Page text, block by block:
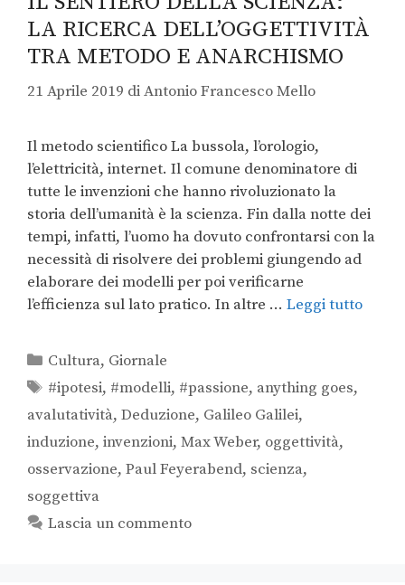
LA RICERCA DELL’OGGETTIVITÀ
TRA METODO E ANARCHISMO
21 Aprile 2019 diAntonio Francesco Mello
Il metodo scientifico La bussola, l’orologio,
l’elettricità, internet. Il comune denominatore di
tutte le invenzioni che hanno rivoluzionato la
storia dell’umanità è la scienza. Fin dalla notte dei
tempi, infatti, l’uomo ha dovuto confrontarsi con la
necessità di risolvere dei problemi giungendo ad
elaborare dei modelli per poi verificarne
l’efficienza sul lato pratico. In altre … Leggi tutto
Cultura, Giornale
#ipotesi, #modelli, #passione, anything goes,
avalutatività, Deduzione, Galileo Galilei,
induzione, invenzioni, Max Weber, oggettività,
osservazione, Paul Feyerabend, scienza,
soggettiva
Lascia un commento